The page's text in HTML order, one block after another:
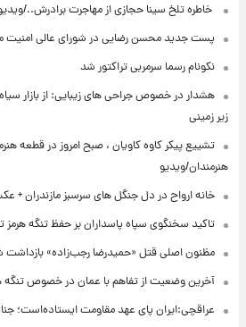
⁨ خاطره تلخ سینا حجازی از مهاجرت برادرش../ویدیو
پست جدید محسن رضایی در شورای عالی امنیت
نکونام رسما سرمربی تراکتور شد
هشدار در خصوص جراحی های زیبایی: از بازار سیاه
زیر زمینی
تشییع پیکر کاوه کاویان ، صبح امروز در قطعه
هنرمندان/ویدیو
خانه ارواح در دل جنگل های سرسبز مازندران + عکس
تاکید سخنگوی سپاه پاسداران بر حفظ تنگه هرمز تا
مظنون اصلی قتل «حمیدرضا رجب‌زاده» بازداشت شد
آخرین وضعیت از تفاهم با عمان در خصوص تنگه
عراقچی:ایران پای عهد مقاومت ایستاده‌است؛